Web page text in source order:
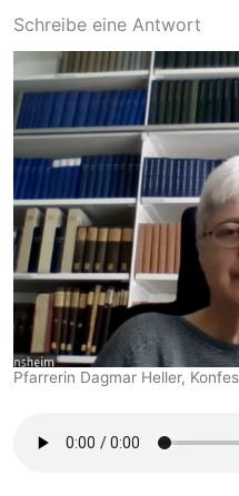
Schreibe eine Antwort
Pfarrerin Dagmar Heller,